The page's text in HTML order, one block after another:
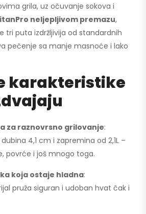
grila, uz očuvanje sokova i
neljepljivom premazu,
tri puta izdržljivija od standardnih
pečenje sa manje masnoće i lako
karakteristike
za raznovrsno grilovanje:
4,1 cm i zapremina od 2,1L –
povrće i još mnogo toga.
koja ostaje hladna:
pruža siguran i udoban hvat čak i